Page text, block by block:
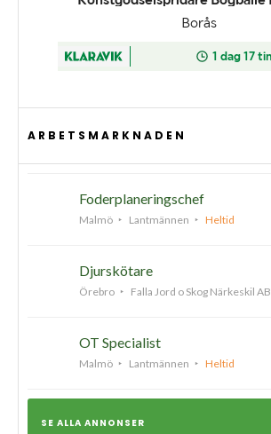
ARBETSMARKNADEN
Foderplaneringschef
Malmö Lantmännen Heltid
Djurskötare
Örebro Falla Jord o Skog Närkeskil AB
OT Specialist
Malmö Lantmännen Heltid
SE ALLA ANNONSER